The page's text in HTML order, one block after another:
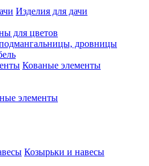
Изделия для дачи
для цветов
дровницы
Кованые элементы
элементы
Козырьки и навесы